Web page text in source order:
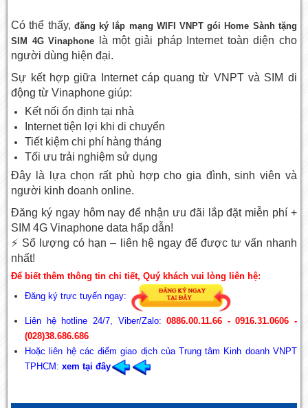
Có thể thấy, đăng ký lắp mạng WIFI VNPT gói Home Sành tặng
SIM 4G Vinaphone là một giải pháp Internet toàn diện cho
người dùng hiện đại.
Sự kết hợp giữa Internet cáp quang từ VNPT và SIM di
động từ Vinaphone giúp:
Kết nối ổn định tại nhà
Internet tiện lợi khi di chuyển
Tiết kiệm chi phí hàng tháng
Tối ưu trải nghiệm sử dụng
Đây là lựa chọn rất phù hợp cho gia đình, sinh viên và
người kinh doanh online.
Đăng ký ngay hôm nay để nhận ưu đãi lắp đặt miễn phí +
SIM 4G Vinaphone data hấp dẫn!
⚡ Số lượng có hạn – liên hệ ngay để được tư vấn nhanh
nhất!
Để biết thêm thông tin chi tiết, Quý khách vui lòng liên hệ:
Đăng ký trực tuyến ngay:
Liên hệ hotline 24/7, Viber/Zalo:0886.00.11.66 - 0916.31.0606 -
(028)38.686.686
Hoặc liên hệ các điểm giao dịch của Trung tâm Kinh doanh VNPT
TPHCM: xemtại đây